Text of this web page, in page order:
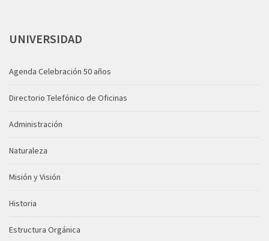
UNIVERSIDAD
Agenda Celebración 50 años
Directorio Telefónico de Oficinas
Administración
Naturaleza
Misión y Visión
Historia
Estructura Orgánica